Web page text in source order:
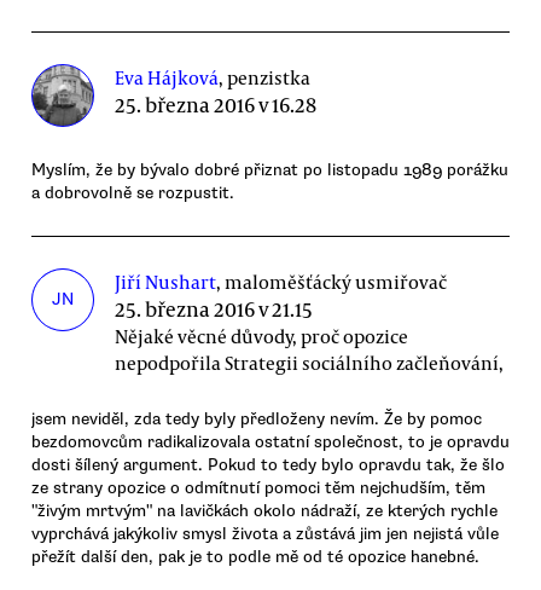
Eva Hájková, penzistka
25. března 2016 v 16.28
Myslím, že by bývalo dobré přiznat po listopadu 1989 porážku
a dobrovolně se rozpustit.
JN
Jiří Nushart, maloměšťácký usmiřovač
25. března 2016 v 21.15
Nějaké věcné důvody, proč opozice
nepodpořila Strategii sociálního začleňování,
jsem neviděl, zda tedy byly předloženy nevím. Že by pomoc
bezdomovcům radikalizovala ostatní společnost, to je opravdu
dosti šílený argument. Pokud to tedy bylo opravdu tak, že šlo
ze strany opozice o odmítnutí pomoci těm nejchudším, těm
"živým mrtvým" na lavičkách okolo nádraží, ze kterých rychle
vyprchává jakýkoliv smysl života a zůstává jim jen nejistá vůle
přežít další den, pak je to podle mě od té opozice hanebné.